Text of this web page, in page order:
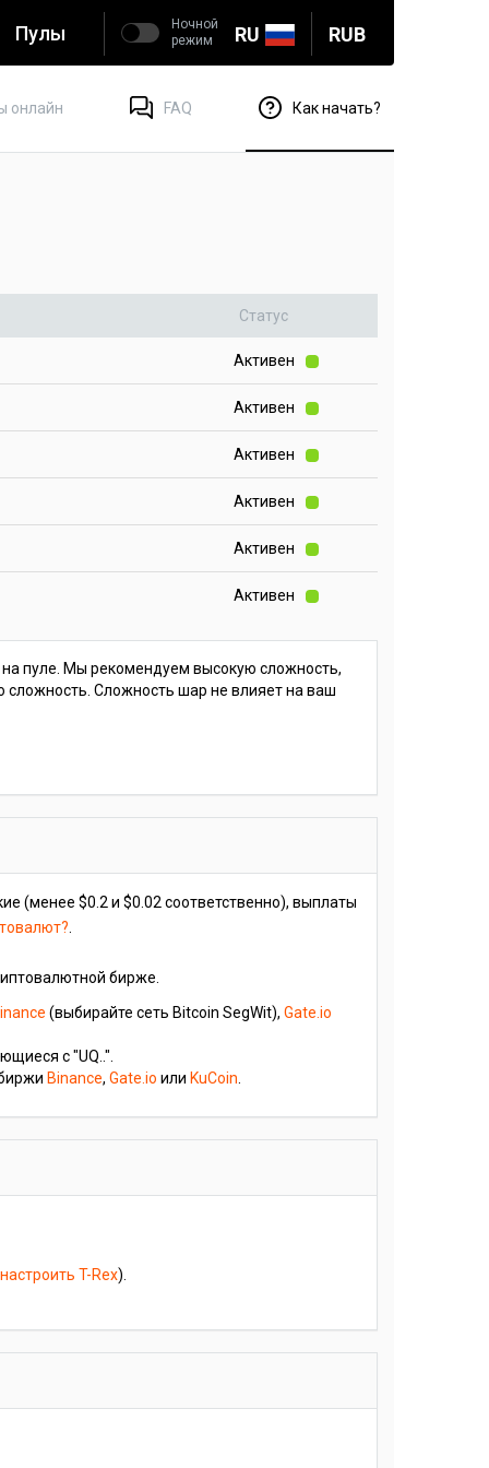
RU RUB
Пулы
Ночной
режим
онлайн FAQ Как начать?
Статус
Активен
Активен
Активен
Активен
Активен
Активен
пуле. Мы рекомендуем высокую сложность,
сложность. Сложность шар не влияет на ваш
(менее $0.2 и $0.02 соответственно), выплаты
бирже.
(выбирайте сеть Bitcoin SegWit), Gate.io
с "UQ..".
Binance, Gate.io или KuCoin
T-Rex).